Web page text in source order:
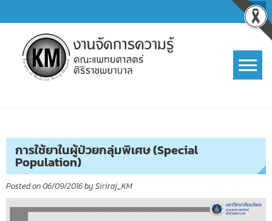
to
content
การใช้ยาในผู้ป่วยกลุ่มพิเศษ (Special
Population)
Posted on06/09/2016by Siriraj_KM